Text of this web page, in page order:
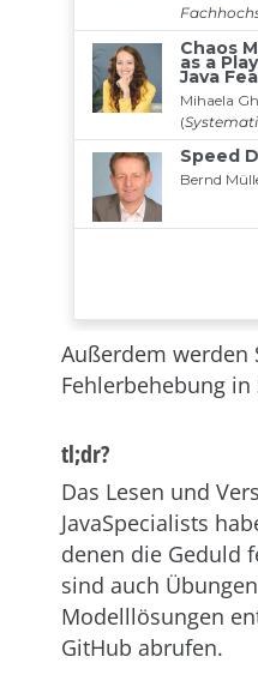
Außerdem werden
Fehlerbehebung
tl;dr?
Das Lesen und
JavaSpecialists
denen die Geduld
sind auch
Modelllösungen
GitHub abrufen.